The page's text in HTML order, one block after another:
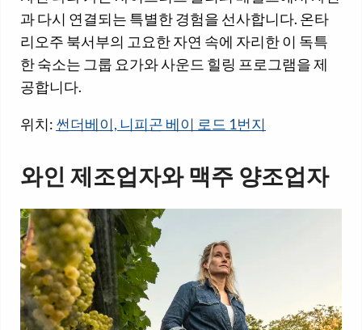
과 다시 연결되는 특별한 경험을 선사합니다. 온타
리오주 북서부의 고요한 자연 속에 자리한 이 독특
한 숙소는 그룹 요가와 사운드 힐링 프로그램을 제
공합니다.
위치: 썬더베이, 니피곤 베이 로드 1번지
와인 제조업자와 맥주 양조업자